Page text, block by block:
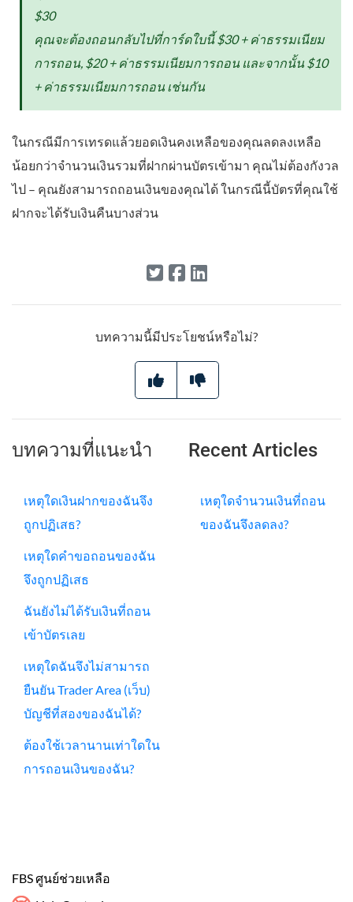
$30
คุณจะต้องถอนกลับไปที่การ์ดใบนี้ $30 + ค่าธรรมเนียม
การถอน, $20 + ค่าธรรมเนียมการถอน และจากนั้น $10
+ ค่าธรรมเนียมการถอน เช่นกัน
ในกรณีมีการเทรดแล้วยอดเงินคงเหลือของคุณลดลงเหลือ
น้อยกว่าจำนวนเงินรวมที่ฝากผ่านบัตรเข้ามา คุณไม่ต้องกังวล
ไป – คุณยังสามารถถอนเงินของคุณได้ ในกรณีนี้บัตรที่คุณใช้
ฝากจะได้รับเงินคืนบางส่วน
บทความนี้มีประโยชน์หรือไม่?
บทความที่แนะนำ
เหตุใดเงินฝากของฉันจึง
ถูกปฏิเสธ?
เหตุใดคำขอถอนของฉัน
จึงถูกปฏิเสธ
ฉันยังไม่ได้รับเงินที่ถอน
เข้าบัตรเลย
เหตุใดฉันจึงไม่สามารถ
ยืนยัน Trader Area (เว็บ)
บัญชีที่สองของฉันได้?
ต้องใช้เวลานานเท่าใดใน
การถอนเงินของฉัน?
Recent Articles
เหตุใดจำนวนเงินที่ถอน
ของฉันจึงลดลง?
FBS ศูนย์ช่วยเหลือ